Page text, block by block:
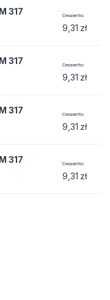
quantity
317
Cena netto
9,31 zł
1.0 quantity
317
Cena netto
9,31 zł
1.0 quantity
317
Cena netto
9,31 zł
quantity
317
Cena netto
9,31 zł